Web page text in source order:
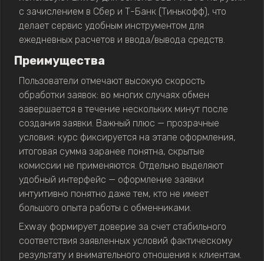
с зачислением в Сбер и Т-Банк (Тинькофф), что
делает сервис удобным инструментом для
ежедневных расчетов и ввода/вывода средств.
Преимущества
Пользователи отмечают высокую скорость
обработки заявок: во многих случаях обмен
завершается в течение нескольких минут после
создания заявки. Важный плюс — прозрачные
условия: курс фиксируется на этапе оформления,
итоговая сумма заранее понятна, скрытые
комиссии не применяются. Отдельно выделяют
удобный интерфейс — оформление заявки
интуитивно понятно даже тем, кто не имеет
большого опыта работы с обменниками.
Exway формирует доверие за счет стабильного
соответствия заявленных условий фактическому
результату и внимательного отношения к клиентам.